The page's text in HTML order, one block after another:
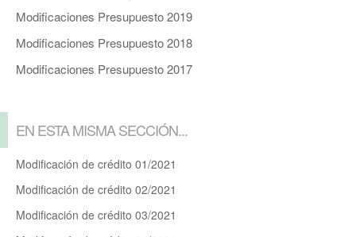
Modificaciones Presupuesto 2019
Modificaciones Presupuesto 2018
Modificaciones Presupuesto 2017
EN ESTA MISMA SECCIÓN...
Modificación de crédito 01/2021
Modificación de crédito 02/2021
Modificación de crédito 03/2021